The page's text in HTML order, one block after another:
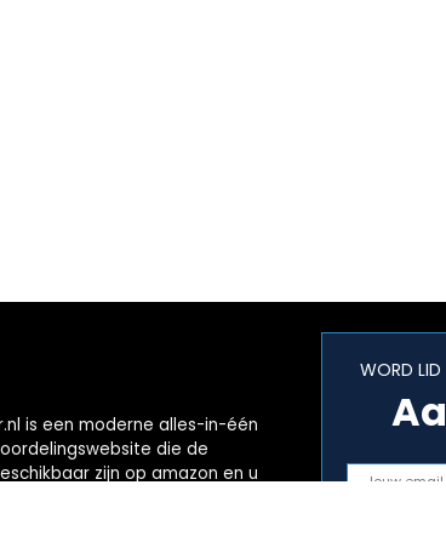
is een moderne alles-in-één
die de
zijn op amazon en u
WORD LID